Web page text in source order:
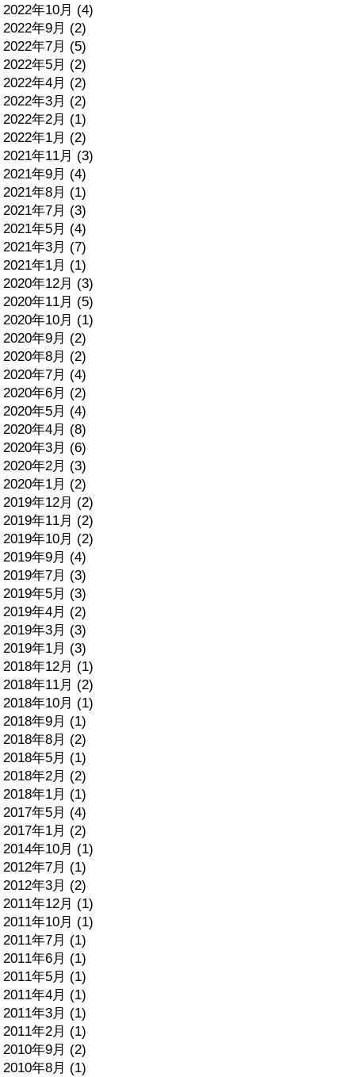
2022年10月 (4)
2022年9月 (2)
2022年7月 (5)
2022年5月 (2)
2022年4月 (2)
2022年3月 (2)
2022年2月 (1)
2022年1月 (2)
2021年11月 (3)
2021年9月 (4)
2021年8月 (1)
2021年7月 (3)
2021年5月 (4)
2021年3月 (7)
2021年1月 (1)
2020年12月 (3)
2020年11月 (5)
2020年10月 (1)
2020年9月 (2)
2020年8月 (2)
2020年7月 (4)
2020年6月 (2)
2020年5月 (4)
2020年4月 (8)
2020年3月 (6)
2020年2月 (3)
2020年1月 (2)
2019年12月 (2)
2019年11月 (2)
2019年10月 (2)
2019年9月 (4)
2019年7月 (3)
2019年5月 (3)
2019年4月 (2)
2019年3月 (3)
2019年1月 (3)
2018年12月 (1)
2018年11月 (2)
2018年10月 (1)
2018年9月 (1)
2018年8月 (2)
2018年5月 (1)
2018年2月 (2)
2018年1月 (1)
2017年5月 (4)
2017年1月 (2)
2014年10月 (1)
2012年7月 (1)
2012年3月 (2)
2011年12月 (1)
2011年10月 (1)
2011年7月 (1)
2011年6月 (1)
2011年5月 (1)
2011年4月 (1)
2011年3月 (1)
2011年2月 (1)
2010年9月 (2)
2010年8月 (1)